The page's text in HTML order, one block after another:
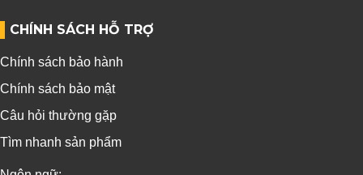
CHÍNH SÁCH HỖ TRỢ
Chính sách bảo hành
Chính sách bảo mật
Câu hỏi thường gặp
Tìm nhanh sản phẩm